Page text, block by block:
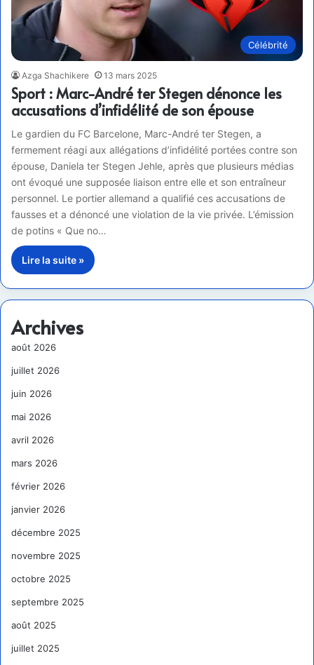
Célébrité
Azga Shachikere 13 mars 2025
Sport : Marc-André ter Stegen dénonce les
accusations d’infidélité de son épouse
Le gardien du FC Barcelone, Marc-André ter Stegen, a
fermement réagi aux allégations d’infidélité portées contre son
épouse, Daniela ter Stegen Jehle, après que plusieurs médias
ont évoqué une supposée liaison entre elle et son entraîneur
personnel. Le portier allemand a qualifié ces accusations de
fausses et a dénoncé une violation de la vie privée. L’émission
de potins « Que no…
Lire la suite »
Archives
août 2026
juillet 2026
juin 2026
mai 2026
avril 2026
mars 2026
février 2026
janvier 2026
décembre 2025
novembre 2025
octobre 2025
septembre 2025
août 2025
juillet 2025